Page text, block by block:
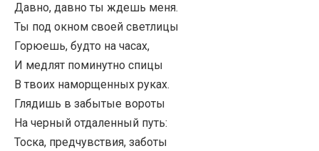
Давно, давно ты ждешь меня.
Ты под окном своей светлицы
Горюешь, будто на часах,
И медлят поминутно спицы
В твоих наморщенных руках.
Глядишь в забытые вороты
На черный отдаленный путь:
Тоска, предчувствия, заботы